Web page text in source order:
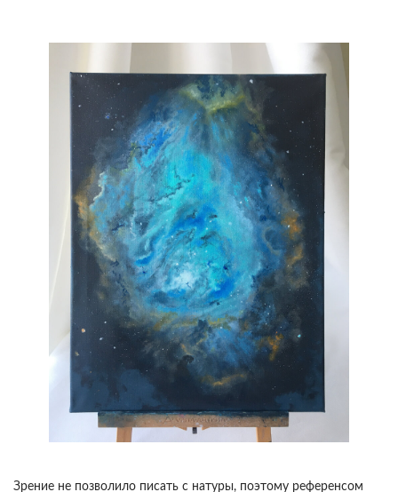
Зрение не позволило писать с натуры, поэтому референсом